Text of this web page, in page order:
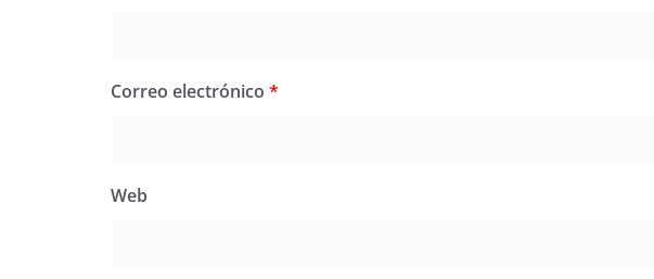
Correo electrónico *
Web